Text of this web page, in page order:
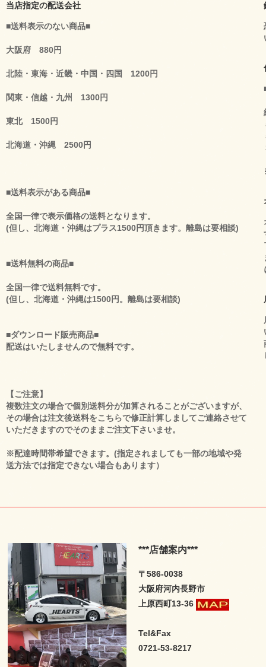
当店指定の配送会社
■送料表示のない商品■
大阪府 880円
北陸・東海・近畿・中国・四国 1200円
関東・信越・九州 1300円
東北 1500円
北海道・沖縄 2500円
■送料表示がある商品■
全国一律で表示価格の送料となります。
(但し、北海道・沖縄はプラス1500円頂きます。離島は要相談)
■送料無料の商品■
全国一律で送料無料です。
(但し、北海道・沖縄は1500円。離島は要相談)
■ダウンロード販売商品■
配送はいたしませんので無料です。
【ご注意】
複数注文の場合で個別送料分が加算されることがございますが、
その場合は注文後送料をこちらで修正計算しましてご連絡させて
いただきますのでそのままご注文下さいませ。
※配達時間帯希望できます。(指定されましても一部の地域や発
送方法では指定できない場合もあります）
***店舗案内***
〒586-0038
大阪府河内長野市
上原西町13-36
Tel&Fax
0721-53-8217